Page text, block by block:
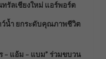
รัลเชียงใหม่ แอร์พอร์ต
ว์น้ำ ยกระดับคุณภาพชีวิต
– แอ้ม – แบม” ร่วมขบวน